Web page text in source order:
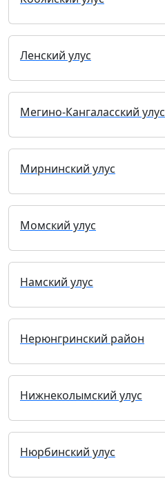
Ленский улус
Мегино-Кангаласский улус
Мирнинский улус
Момский улус
Намский улус
Нерюнгринский район
Нижнеколымский улус
Нюрбинский улус